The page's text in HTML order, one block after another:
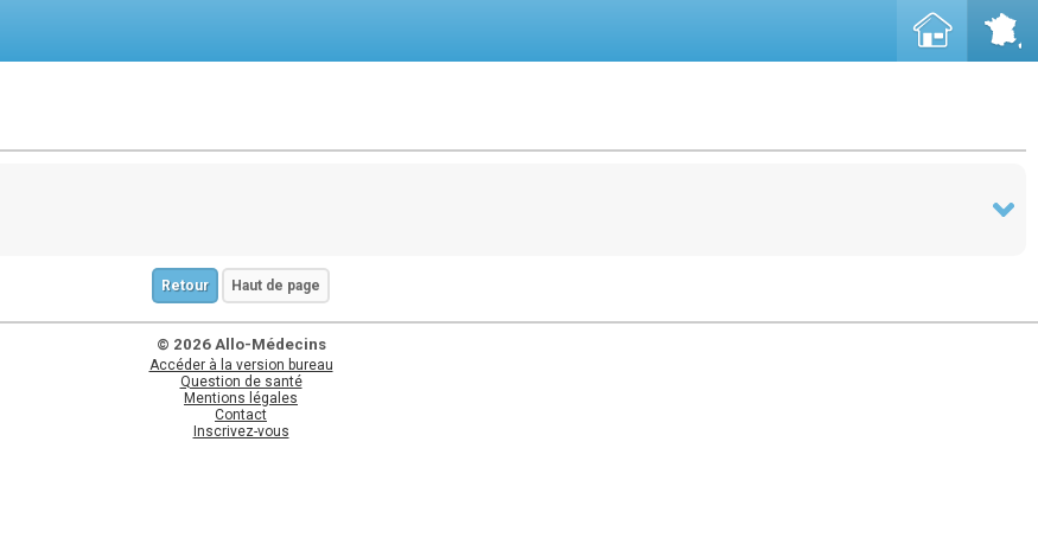
Retour Haut de page
© 2026 Allo-Médecins
Accéder à la version bureau
Question de santé
Mentions légales
Contact
Inscrivez-vous